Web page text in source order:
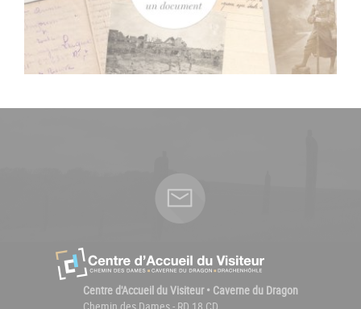
Centre d'Accueil du Visiteur • Caverne du Dragon